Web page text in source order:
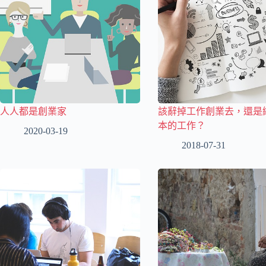
人人都是創業家
2020-03-19
該辭掉工作創業去，還是
本的工作？
2018-07-31